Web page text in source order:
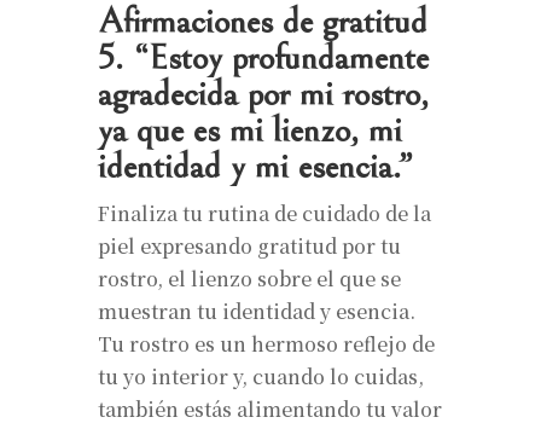
Afirmaciones de gratitud
5. “Estoy profundamente
agradecida por mi rostro,
ya que es mi lienzo, mi
identidad y mi esencia.”
Finaliza tu rutina de cuidado de la
piel expresando gratitud por tu
rostro, el lienzo sobre el que se
muestran tu identidad y esencia.
Tu rostro es un hermoso reflejo de
tu yo interior y, cuando lo cuidas,
también estás alimentando tu valor